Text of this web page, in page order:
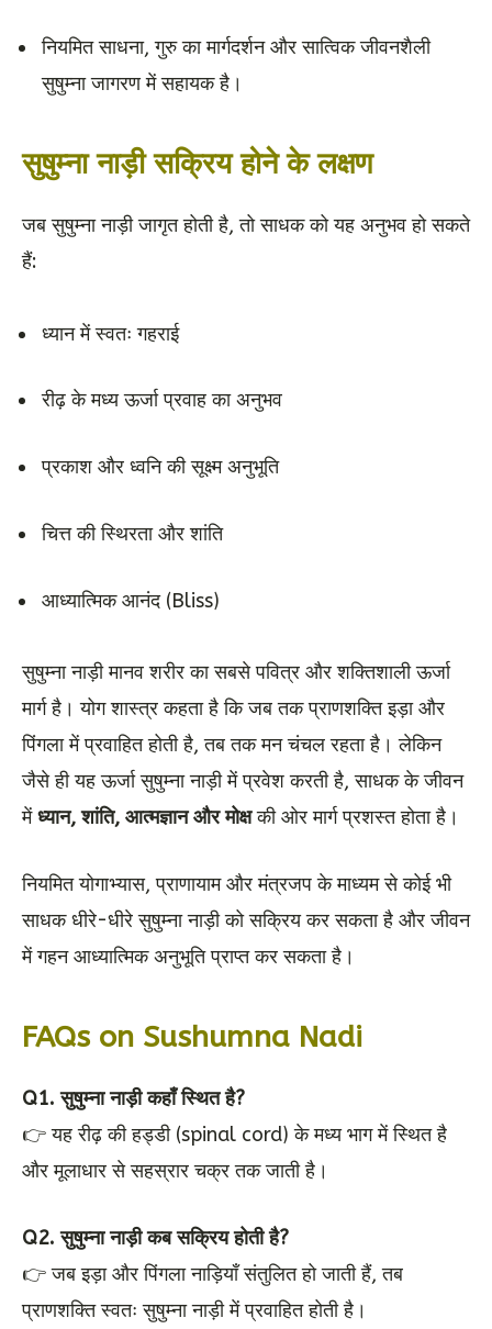
नियमित साधना, गुरु का मार्गदर्शन और सात्विक जीवनशैली
सुषुम्ना जागरण में सहायक है।
सुषुम्ना नाड़ी सक्रिय होने के लक्षण
जब सुषुम्ना नाड़ी जागृत होती है, तो साधक को यह अनुभव हो सकते
हैं:
ध्यान में स्वतः गहराई
रीढ़ के मध्य ऊर्जा प्रवाह का अनुभव
प्रकाश और ध्वनि की सूक्ष्म अनुभूति
चित्त की स्थिरता और शांति
आध्यात्मिक आनंद (Bliss)
सुषुम्ना नाड़ी मानव शरीर का सबसे पवित्र और शक्तिशाली ऊर्जा
मार्ग है। योग शास्त्र कहता है कि जब तक प्राणशक्ति इड़ा और
पिंगला में प्रवाहित होती है, तब तक मन चंचल रहता है। लेकिन
जैसे ही यह ऊर्जा सुषुम्ना नाड़ी में प्रवेश करती है, साधक के जीवन
मेंध्यान, शांति, आत्मज्ञान और मोक्षकी ओर मार्ग प्रशस्त होता है।
नियमित योगाभ्यास, प्राणायाम और मंत्रजप के माध्यम से कोई भी
साधक धीरे-धीरे सुषुम्ना नाड़ी को सक्रिय कर सकता है और जीवन
में गहन आध्यात्मिक अनुभूति प्राप्त कर सकता है।
FAQs on Sushumna Nadi
Q1. सुषुम्ना नाड़ी कहाँ स्थित है?
👉 यह रीढ़ की हड्डी (spinal cord) के मध्य भाग में स्थित है
और मूलाधार से सहस्रार चक्र तक जाती है।
Q2. सुषुम्ना नाड़ी कब सक्रिय होती है?
👉 जब इड़ा और पिंगला नाड़ियाँ संतुलित हो जाती हैं, तब
प्राणशक्ति स्वतः सुषुम्ना नाड़ी में प्रवाहित होती है।